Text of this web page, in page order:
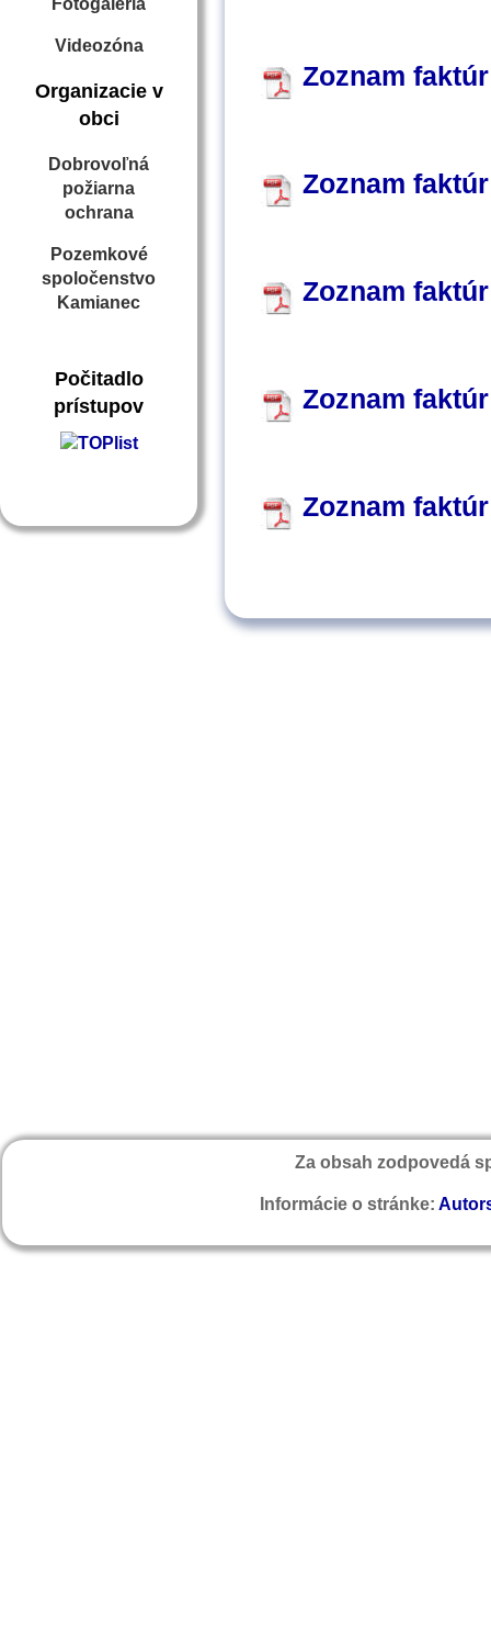
Fotogaléria
Videozóna
Organizacie v
obci
Dobrovoľná
požiarna
ochrana
Pozemkové
spoločenstvo
Kamianec
Počitadlo
prístupov
Zoznam
Zoznam
Zoznam
Zoznam
Zoznam
Za obsah zodpovedá
Informácie o stránke: